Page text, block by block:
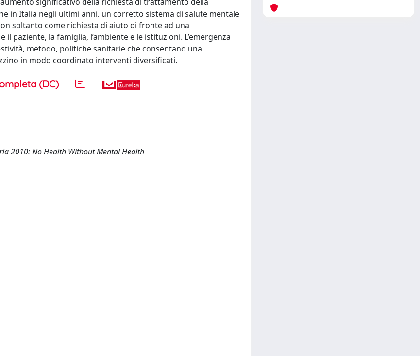
in Italia negli ultimi anni, un corretto sistema di salute mentale
soltanto come richiesta di aiuto di fronte ad una
paziente, la famiglia, l’ambiente e le istituzioni. L’emergenza
metodo, politiche sanitarie che consentano una
in modo coordinato interventi diversificati.
(DC)
2010: No Health Without Mental Health